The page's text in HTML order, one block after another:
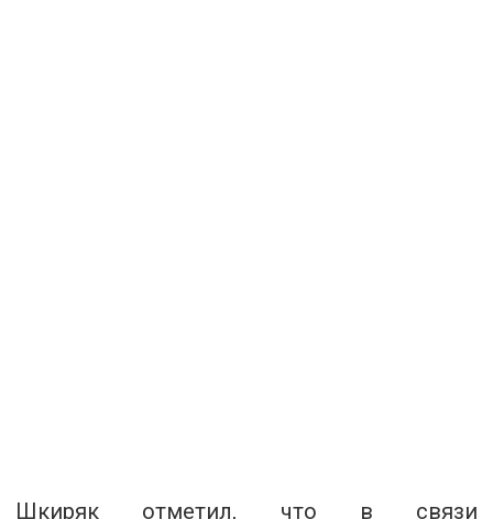
Шкиряк отметил, что в связи